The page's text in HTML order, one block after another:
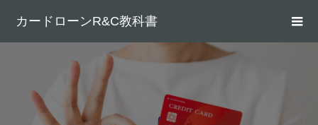
カードローンR&C教科書